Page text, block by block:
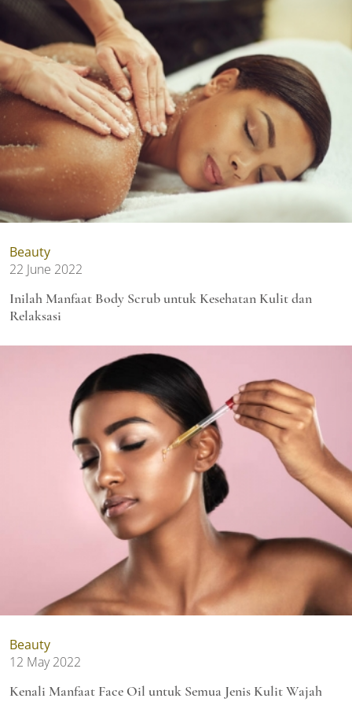
Beauty
22 June 2022
Inilah Manfaat Body Scrub untuk Kesehatan Kulit dan
Relaksasi
Beauty
12 May 2022
Kenali Manfaat Face Oil untuk Semua Jenis Kulit Wajah